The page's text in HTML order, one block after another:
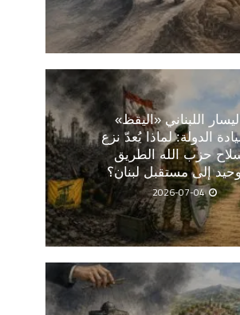
اليسار اللبناني «اليقظ»
الدولة: لماذا يُعدّ نزع
حزب الله الطريق
إلى مستقبل لبنان؟
2026-07-04